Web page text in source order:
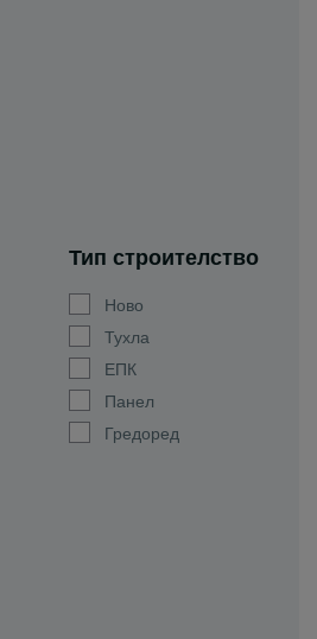
Тип строителство
Ново
Тухла
ЕПК
Панел
Гредоред